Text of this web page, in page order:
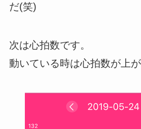
だ(笑)
次は心拍数です。
動いている時は心拍数が上が